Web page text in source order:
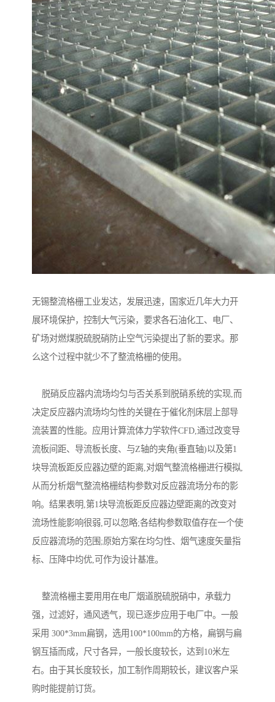
无锡整流格栅工业发达，发展迅速，国家近几年大力开
展环境保护，控制大气污染，要求各石油化工、电厂、
矿场对燃煤脱硫脱硝防止空气污染提出了新的要求。那
么这个过程中就少不了整流格栅的使用。
脱硝反应器内流场均匀与否关系到脱硝系统的实现,而
决定反应器内流场均匀性的关键在于催化剂床层上部导
流装置的性能。应用计算流体力学软件CFD,通过改变导
流板间距、导流板长度、与Z轴的夹角(垂直轴)以及第1
块导流板距反应器边壁的距离,对烟气整流格栅进行模拟,
从而分析烟气整流格栅结构参数对反应器流场分布的影
响。结果表明,第1块导流板距反应器边壁距离的改变对
流场性能影响很弱,可以忽略;各结构参数取值存在一个使
反应器流场的范围;原始方案在均匀性、烟气速度矢量指
标、压降中均优,可作为设计基准。
整流格栅主要用用在电厂烟道脱硫脱硝中，承载力
强，过滤好，通风透气，现已逐步应用于电厂中。一般
采用 300*3mm扁钢，选用100*100mm的方格，扁钢与扁
钢互插而成，尺寸各异，一般长度较长，达到10米左
右。由于其长度较长，加工制作周期较长，建议客户采
购时能提前订货。